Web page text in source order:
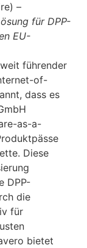
–
für DPP-
EU-
führender
of-
dass es
as-a-
Diese
DPP-
die
für
bietet